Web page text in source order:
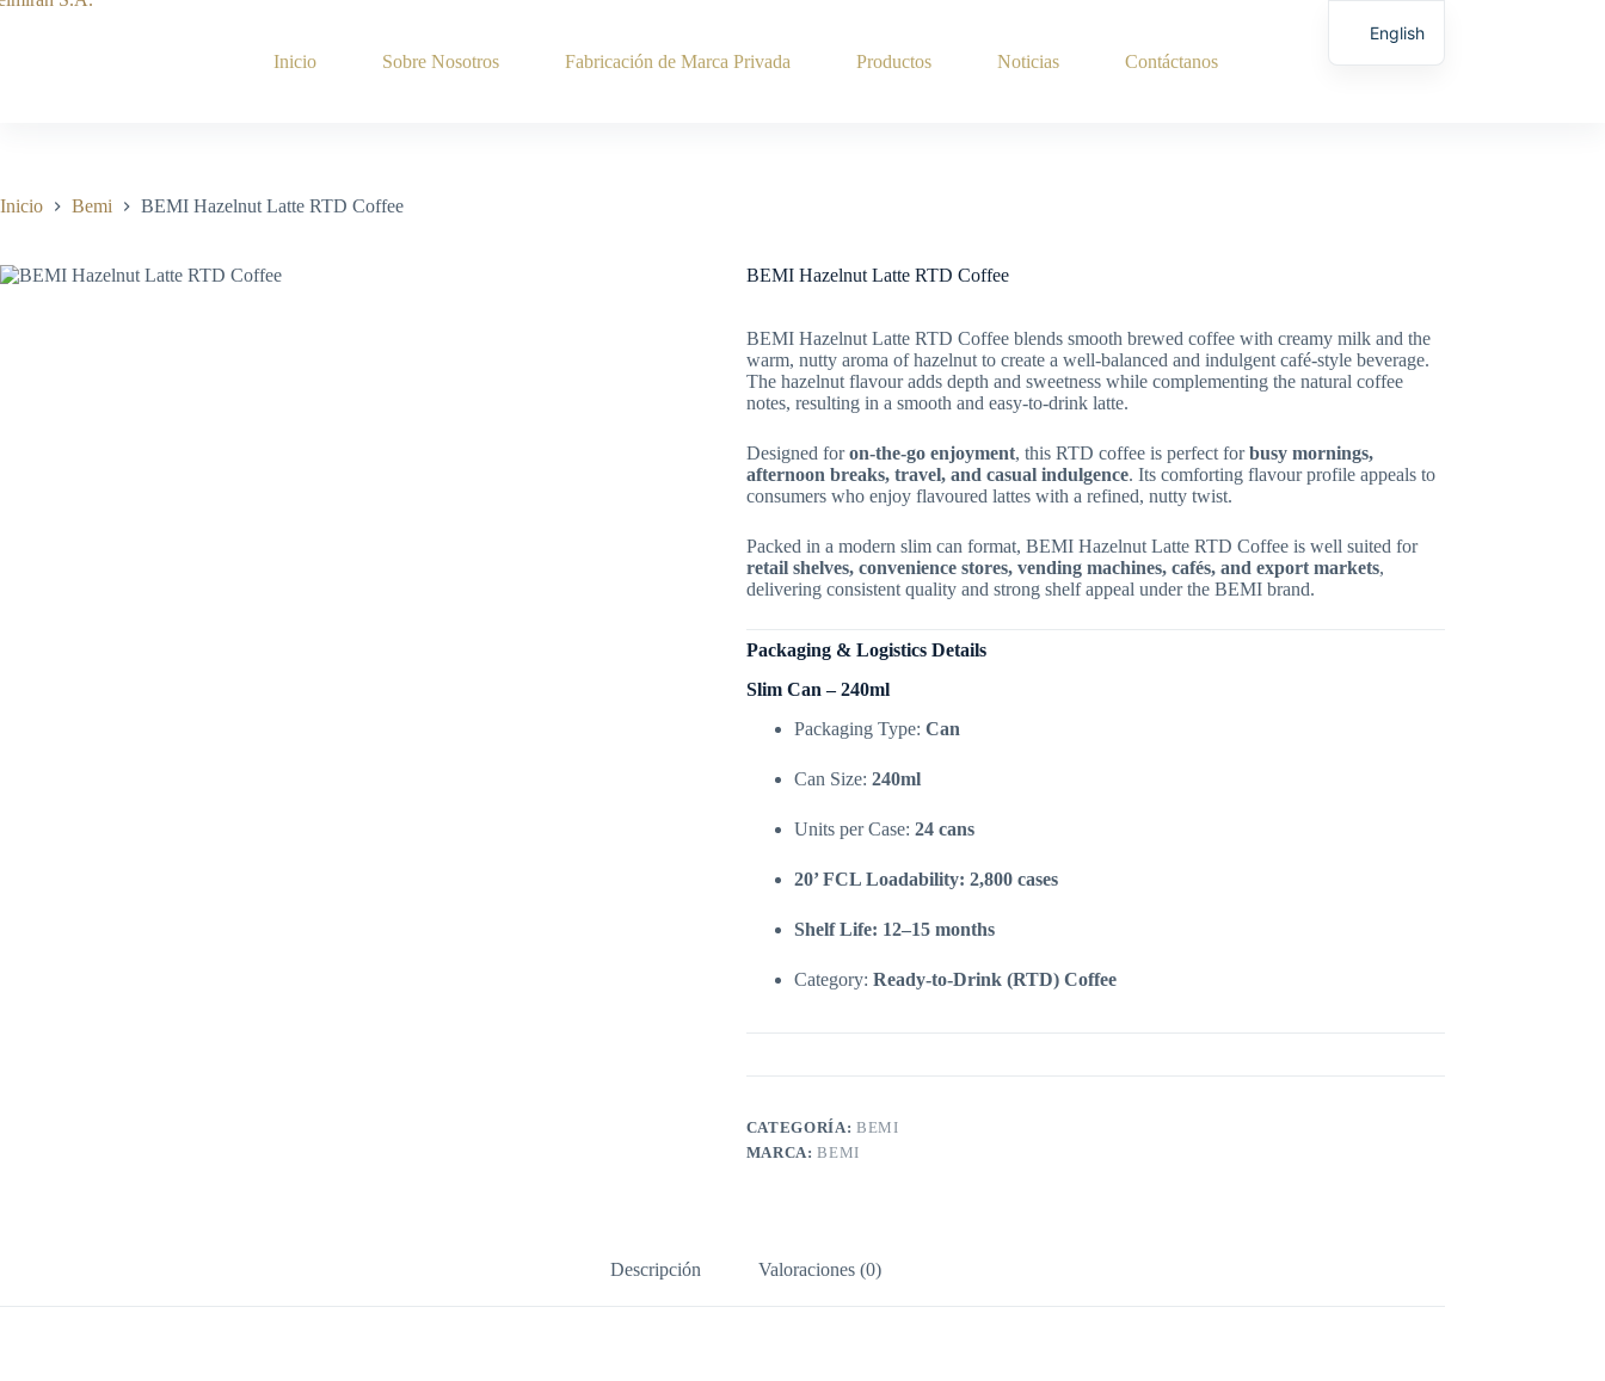
Saltar
Inicio Sobre Nosotros Fabricación de Marca Privada Productos Noticias Contáctanos
Inicio Bemi BEMI Hazelnut Latte RTD Coffee
BEMI Hazelnut Latte RTD Coffee
BEMI Hazelnut Latte RTD Coffee blends smooth brewed coffee with creamy milk and the
warm, nutty aroma of hazelnut to create a well-balanced and indulgent café-style beverage.
The hazelnut flavour adds depth and sweetness while complementing the natural coffee
notes, resulting in a smooth and easy-to-drink latte.
Designed foron-the-go enjoyment, this RTD coffee is perfect forbusy mornings,
afternoon breaks, travel, and casual indulgence. Its comforting flavour profile appeals to
consumers who enjoy flavoured lattes with a refined, nutty twist.
Packed in a modern slim can format, BEMI Hazelnut Latte RTD Coffee is well suited for
retail shelves, convenience stores, vending machines, cafés, and export markets,
delivering consistent quality and strong shelf appeal under the BEMI brand.
Packaging & Logistics Details
Slim Can – 240ml
Packaging Type: Can
Can Size: 240ml
Units per Case: 24 cans
20’ FCL Loadability: 2,800 cases
Shelf Life: 12–15 months
Category: Ready-to-Drink (RTD) Coffee
CATEGORÍA: BEMI
MARCA:BEMI
Descripción Valoraciones (0)
English